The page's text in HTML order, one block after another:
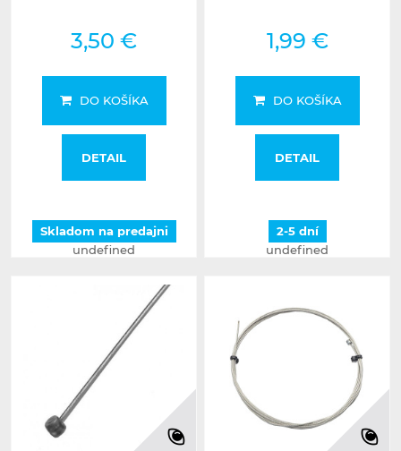
3,50 €
DO KOŠÍKA
DETAIL
Skladom na predajni
undefined
1,99 €
DO KOŠÍKA
DETAIL
2-5 dní
undefined